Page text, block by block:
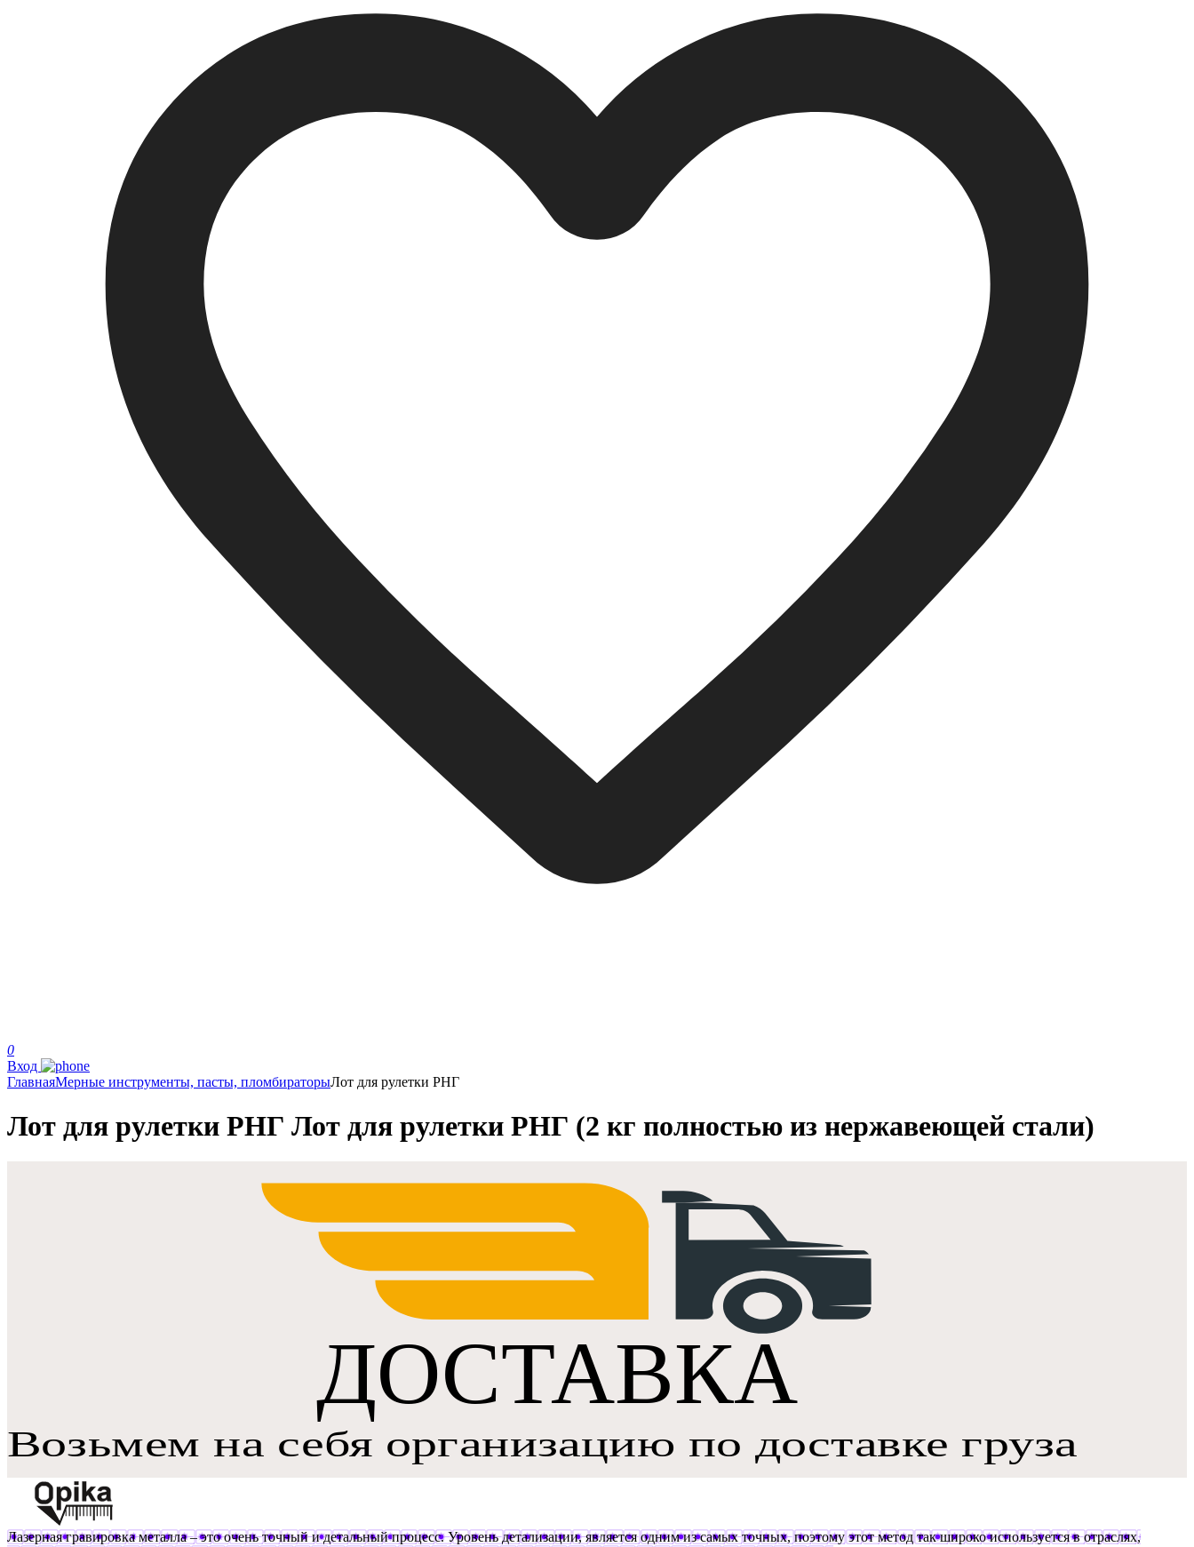
0
Вход
ГлавнаяМерные инструменты, пасты, пломбираторыЛот для рулетки РНГ
Лот для рулетки РНГ Лот для рулетки РНГ (2 кг полностью из нержавеющей стали)
Лазерная гравировка металла – это очень точный и детальный процесс. Уровень детализации, является одним из самых точных, поэтому этот метод так широко используется в отраслях,